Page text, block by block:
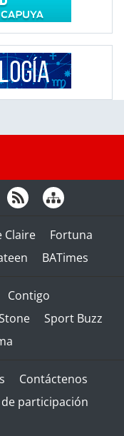
Claire
Fortuna
BATimes
Contigo
Sport Buzz
Contáctenos
de participación